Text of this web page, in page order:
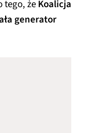
tego, żeKoalicja
generator